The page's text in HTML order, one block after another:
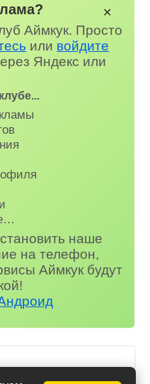
Аймкук. Просто
или войдите
Яндекс или
наше
на телефон,
Аймкук будут
✕